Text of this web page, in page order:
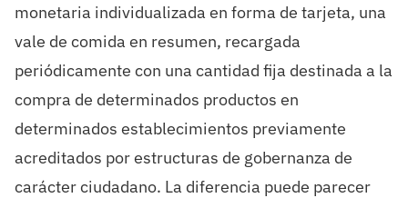
monetaria individualizada en forma de tarjeta, una
vale de comida en resumen, recargada
periódicamente con una cantidad fija destinada a la
compra de determinados productos en
determinados establecimientos previamente
acreditados por estructuras de gobernanza de
carácter ciudadano. La diferencia puede parecer